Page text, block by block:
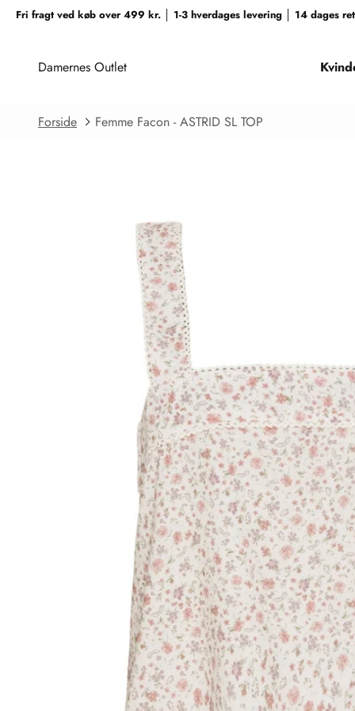
Spring til indhold
Fri fragt ved køb over 499 kr. │ 1-3 hverdages levering │ 14 dages
Damernes Outlet
Forside Femme Facon - ASTRID SL TOP